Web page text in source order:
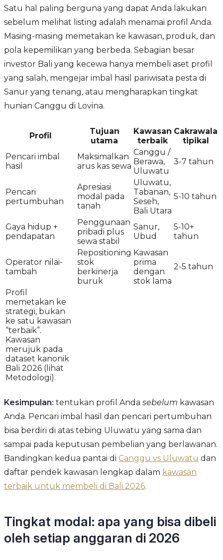
Satu hal paling berguna yang dapat Anda lakukan
sebelum melihat listing adalah menamai profil Anda.
Masing-masing memetakan ke kawasan, produk, dan
pola kepemilikan yang berbeda. Sebagian besar
investor Bali yang kecewa hanya membeli aset profil
yang salah, mengejar imbal hasil pariwisata pesta di
Sanur yang tenang, atau mengharapkan tingkat
hunian Canggu di Lovina.
Profil
Tujuan
utama
Kawasan
terbaik
Cakrawala
tipikal
Pencari imbal
hasil
Maksimalkan
arus kas sewa
Canggu /
Berawa,
Uluwatu
3-7 tahun
Pencari
pertumbuhan
Apresiasi
modal pada
tanah
Uluwatu,
Tabanan,
Seseh,
Bali Utara
5-10 tahun
Gaya hidup +
pendapatan
Penggunaan
pribadi plus
sewa stabil
Sanur,
Ubud
5-10+
tahun
Operator nilai-
tambah
Repositioning
stok
berkinerja
buruk
Kawasan
prima
dengan
stok lama
2-5 tahun
Profil
memetakan ke
strategi, bukan
ke satu kawasan
“terbaik”.
Kawasan
merujuk pada
dataset kanonik
Bali 2026 (lihat
Metodologi).
Kesimpulan: tentukan profil Anda sebelum kawasan
Anda. Pencari imbal hasil dan pencari pertumbuhan
bisa berdiri di atas tebing Uluwatu yang sama dan
sampai pada keputusan pembelian yang berlawanan.
Bandingkan kedua pantai di Canggu vs Uluwatu dan
daftar pendek kawasan lengkap dalam kawasan
terbaik untuk membeli di Bali 2026.
Tingkat modal: apa yang bisa dibeli
oleh setiap anggaran di 2026